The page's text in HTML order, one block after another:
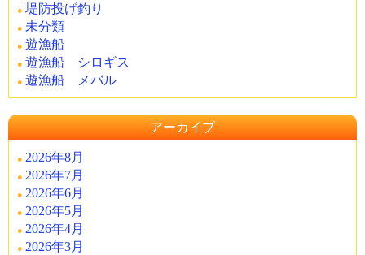
堤防投げ釣り
未分類
遊漁船
遊漁船 シロギス
遊漁船 メバル
アーカイブ
2026年8月
2026年7月
2026年6月
2026年5月
2026年4月
2026年3月